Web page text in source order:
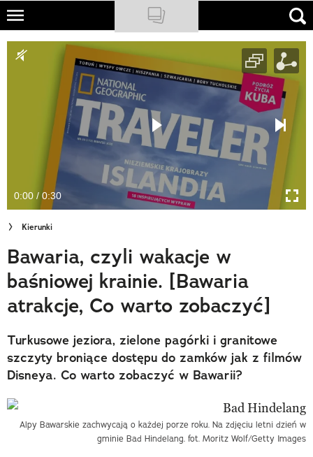
Skip
main
NATIONAL GEOGRAPHIC
TRAVELER
PODCASTY
Newsletter
Cuda Polski
Wielki Konkurs Fotograficzny
Trendbook Podróżniczy
Polecane
0:00 / 0:30
Kierunki
Bawaria, czyli wakacje w
baśniowej krainie. [Bawaria
atrakcje, Co warto zobaczyć]
Turkusowe jeziora, zielone pagórki i granitowe
szczyty broniące dostępu do zamków jak z filmów
Disneya. Co warto zobaczyć w Bawarii?
Alpy Bawarskie zachwycają o każdej porze roku. Na zdjęciu letni dzień w
gminie Bad Hindelang. fot. Moritz Wolf/Getty Images